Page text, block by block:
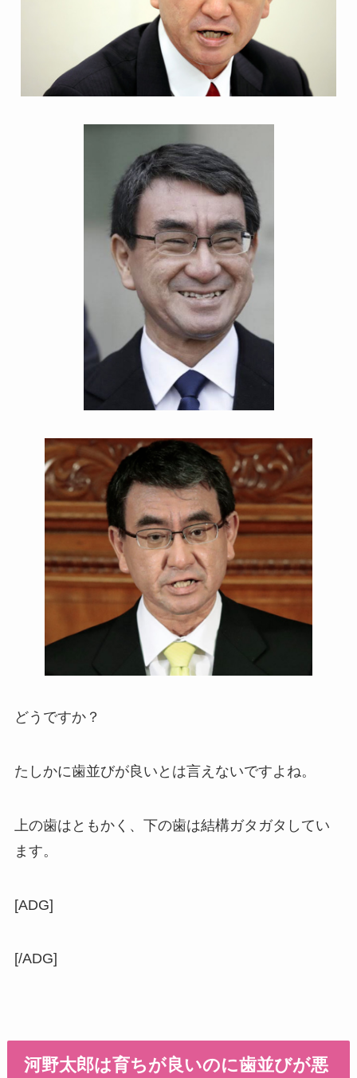
どうですか？
たしかに歯並びが良いとは言えないですよね。
上の歯はともかく、下の歯は結構ガタガタしてい
ます。
[ADG]
[/ADG]
河野太郎は育ちが良いのに歯並びが悪